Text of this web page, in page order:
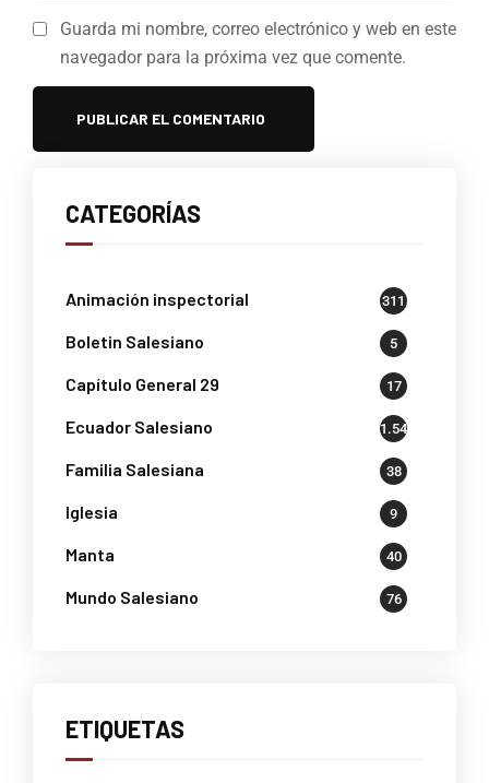
Guarda mi nombre, correo electrónico y web en este
navegador para la próxima vez que comente.
CATEGORÍAS
Animación inspectorial 311
Boletin Salesiano 5
Capítulo General 29 17
Ecuador Salesiano 1.541
Familia Salesiana 38
Iglesia 9
Manta 40
Mundo Salesiano 76
ETIQUETAS